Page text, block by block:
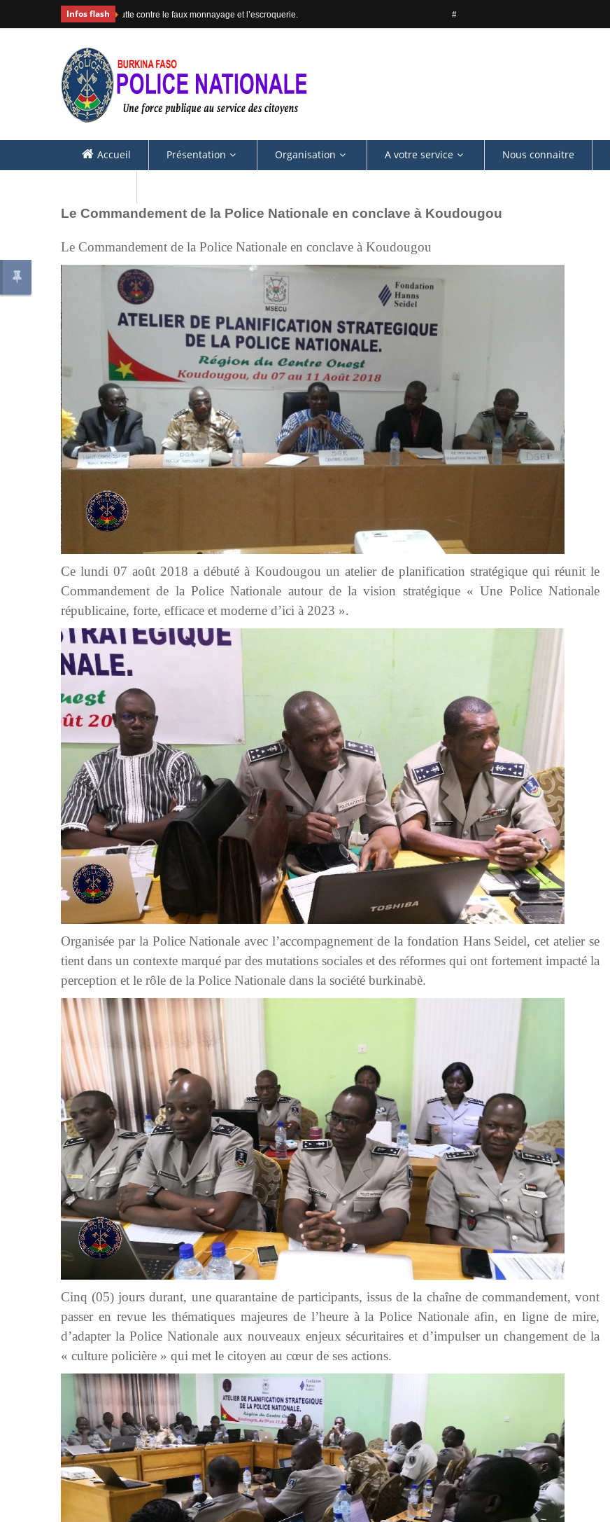
Infos flash #COMMUNIQUE
Accueil Présentation Organisation A votre service Nous connaitre
Le Commandement de la Police Nationale en conclave à Koudougou
Le Commandement de la Police Nationale en conclave à Koudougou
Ce lundi 07 août 2018 a débuté à Koudougou un atelier de planification stratégique qui réunit le
Commandement de la Police Nationale autour de la vision stratégique « Une Police Nationale
républicaine, forte, efficace et moderne d’ici à 2023 ».
Organisée par la Police Nationale avec l’accompagnement de la fondation Hans Seidel, cet atelier se
tient dans un contexte marqué par des mutations sociales et des réformes qui ont fortement impacté la
perception et le rôle de la Police Nationale dans la société burkinabè.
Cinq (05) jours durant, une quarantaine de participants, issus de la chaîne de commandement, vont
passer en revue les thématiques majeures de l’heure à la Police Nationale afin, en ligne de mire,
d’adapter la Police Nationale aux nouveaux enjeux sécuritaires et d’impulser un changement de la
« culture policière » qui met le citoyen au cœur de ses actions.